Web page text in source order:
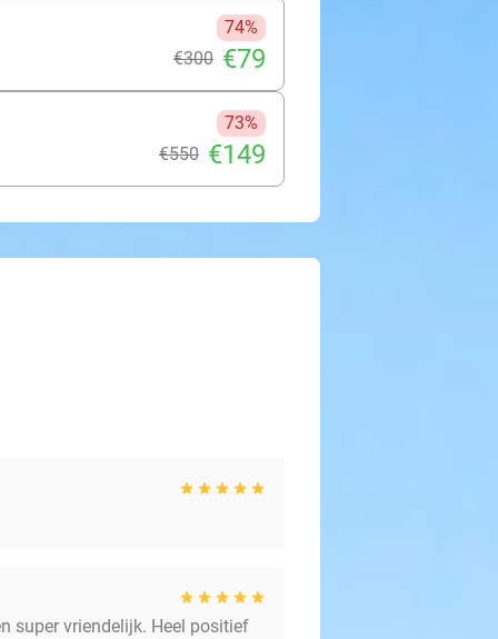
74%
€300 €79
73%
€550 €149
super vriendelijk. Heel positief